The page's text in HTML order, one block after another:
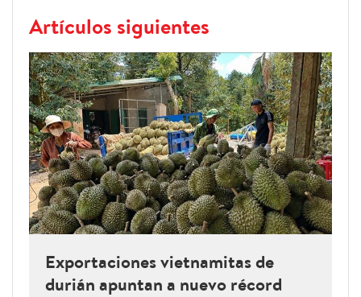
Artículos siguientes
Exportaciones vietnamitas de
durián apuntan a nuevo récord